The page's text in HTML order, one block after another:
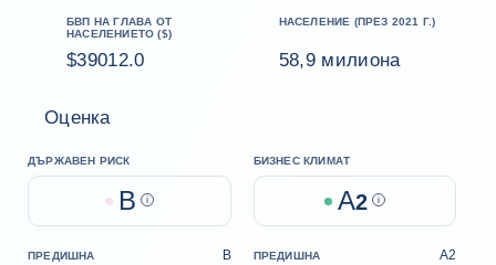
БВП НА ГЛАВА ОТ
НАСЕЛЕНИЕТО ($)
$39012.0
НАСЕЛЕНИЕ (ПРЕЗ 2021 Г.)
58,9 милиона
Оценка
ДЪРЖАВЕН РИСК
B Help
БИЗНЕС КЛИМАТ
A2 Help
ПРЕДИШНА B ПРЕДИШНА A2